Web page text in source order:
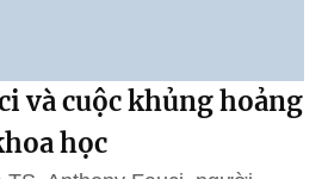
và cuộc khủng hoảng
học